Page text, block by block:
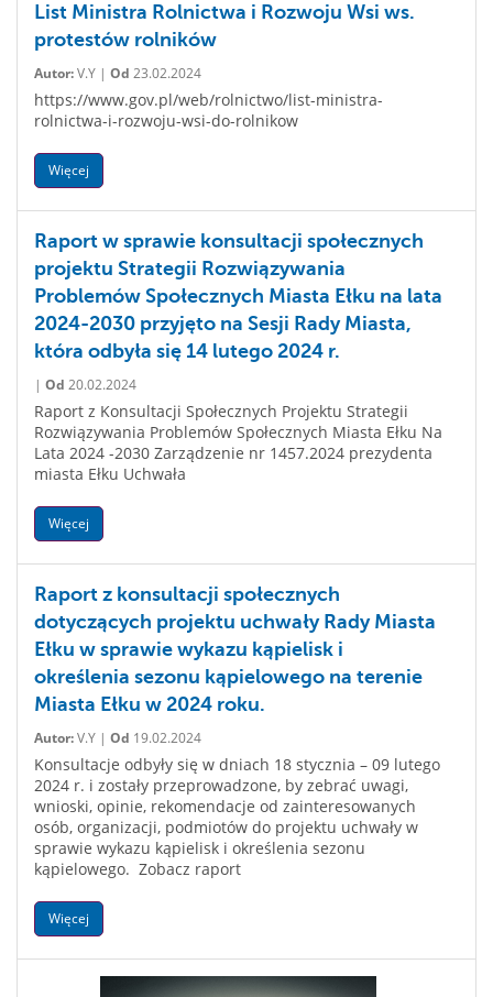
List Ministra Rolnictwa i Rozwoju Wsi ws.
protestów rolników
Autor:V.Y | Od 23.02.2024
https://www.gov.pl/web/rolnictwo/list-ministra-
rolnictwa-i-rozwoju-wsi-do-rolnikow
Więcej
Raport w sprawie konsultacji społecznych
projektu Strategii Rozwiązywania
Problemów Społecznych Miasta Ełku na lata
2024-2030 przyjęto na Sesji Rady Miasta,
która odbyła się 14 lutego 2024 r.
| Od 20.02.2024
Raport z Konsultacji Społecznych Projektu Strategii
Rozwiązywania Problemów Społecznych Miasta Ełku Na
Lata 2024 -2030 Zarządzenie nr 1457.2024 prezydenta
miasta Ełku Uchwała
Więcej
Raport z konsultacji społecznych
dotyczących projektu uchwały Rady Miasta
Ełku w sprawie wykazu kąpielisk i
określenia sezonu kąpielowego na terenie
Miasta Ełku w 2024 roku.
Autor:V.Y | Od 19.02.2024
Konsultacje odbyły się w dniach 18 stycznia – 09 lutego
2024 r. i zostały przeprowadzone, by zebrać uwagi,
wnioski, opinie, rekomendacje od zainteresowanych
osób, organizacji, podmiotów do projektu uchwały w
sprawie wykazu kąpielisk i określenia sezonu
kąpielowego. Zobacz raport
Więcej